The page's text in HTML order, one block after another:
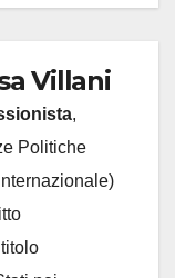
Villani
,
Politiche